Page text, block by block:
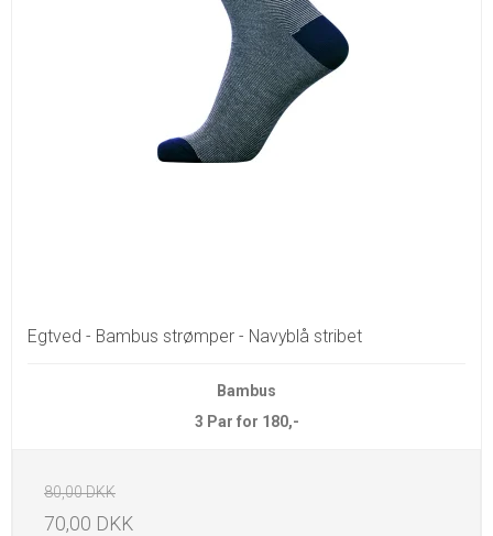
Egtved - Bambus strømper - Navyblå stribet
Bambus
3 Par for 180,-
80,00 DKK
70,00 DKK